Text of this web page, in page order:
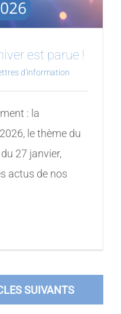
est parue !
d'information
: la
le thème du
27 janvier,
actus de nos
SUIVANTS